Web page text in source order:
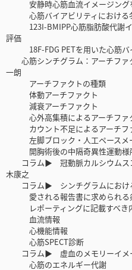
安静時心筋血流イメージング
心筋バイアビリティにおける
123I-BMIPP心筋脂肪酸代謝イ
評価
18F-FDG PETを用いた心筋バ
心筋シンチグラム：アーチフ
一朗
アーチファクトの種類
体動アーチファクト
減衰アーチファクト
心外高集積によるアーチファ
カウント不足によるアーチフ
左脚ブロック・人工ペースメ
開胸術後の中隔奇異性運動様
コラム▶ 冠動脈カルシウムス
木康之
コラム▶ シンチグラムにおけ
愛される報告書に求められる
レポーティングに記載すべき
血流情報
心機能情報
心筋SPECT診断
コラム▶ 虚血のメモリーイ
心筋のエネルギー代謝